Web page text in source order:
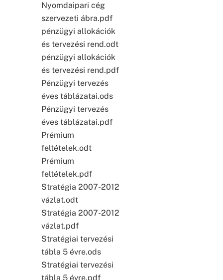
Nyomdaipari cég
szervezeti ábra.pdf
pénzügyi allokációk
és tervezési rend.odt
pénzügyi allokációk
és tervezési rend.pdf
Pénzügyi tervezés
éves táblázatai.ods
Pénzügyi tervezés
éves táblázatai.pdf
Prémium
feltételek.odt
Prémium
feltételek.pdf
Stratégia 2007-2012
vázlat.odt
Stratégia 2007-2012
vázlat.pdf
Stratégiai tervezési
tábla 5 évre.ods
Stratégiai tervezési
tábla 5 évre.pdf